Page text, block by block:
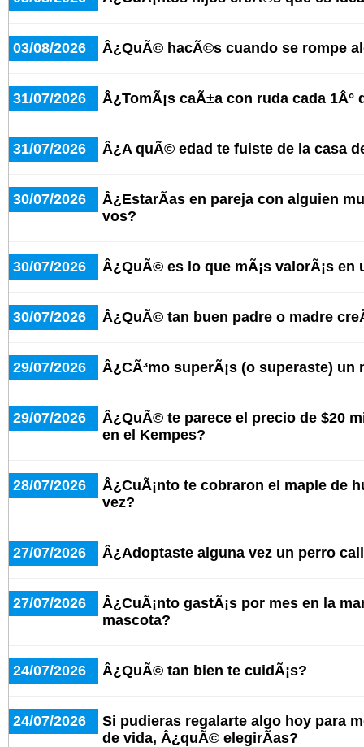
03/08/2026 Â¿QuÃ© hacÃ©s cuando se rompe
31/07/2026 Â¿TomÃ¡s caÃ±a con ruda cada 1Â°
31/07/2026 Â¿A quÃ© edad te fuiste de la casa
30/07/2026
Â¿EstarÃ­as en pareja con alguien
vos?
30/07/2026 Â¿QuÃ© es lo que mÃ¡s valorÃ¡s en
30/07/2026 Â¿QuÃ© tan buen padre o madre
29/07/2026 Â¿CÃ³mo superÃ¡s (o superaste) un
29/07/2026
Â¿QuÃ© te parece el precio de $20
en el Kempes?
28/07/2026
Â¿CuÃ¡nto te cobraron el maple de
vez?
27/07/2026 Â¿Adoptaste alguna vez un perro
27/07/2026
Â¿CuÃ¡nto gastÃ¡s por mes en la
mascota?
24/07/2026 Â¿QuÃ© tan bien te cuidÃ¡s?
24/07/2026
Si pudieras regalarte algo hoy para
de vida, Â¿quÃ© elegirÃ­as?